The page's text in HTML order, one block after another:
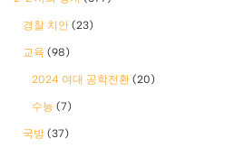
경찰 치안 (23)
교육 (98)
2024 여대 공학전환 (20)
수능 (7)
국방 (37)